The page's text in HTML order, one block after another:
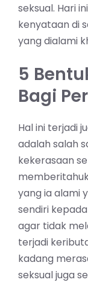
seksual. Hari
kenyataan di
yang dialami
5
Bagi
Hal ini terjadi
adalah salah
kekerasaan
yang ia alami
sendiri
agar tidak
terjadi
kadang
seksual juga